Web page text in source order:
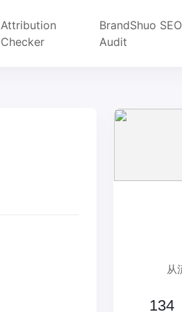
Attribution
Checker
BrandShuo SEO
Audit
从
134